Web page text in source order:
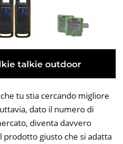
tu stia cercando migliore
dato il numero di
diventa davvero
prodotto giusto che si adatta